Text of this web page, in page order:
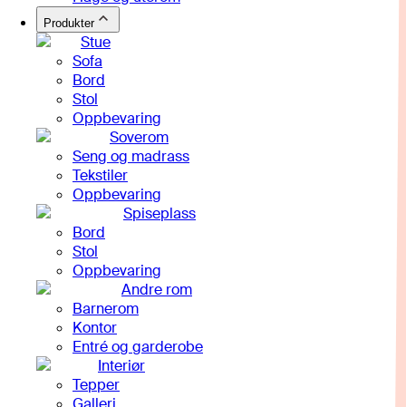
Produkter
Stue
Sofa
Bord
Stol
Oppbevaring
Soverom
Seng og madrass
Tekstiler
Oppbevaring
Spiseplass
Bord
Stol
Oppbevaring
Andre rom
Barnerom
Kontor
Entré og garderobe
Interiør
Tepper